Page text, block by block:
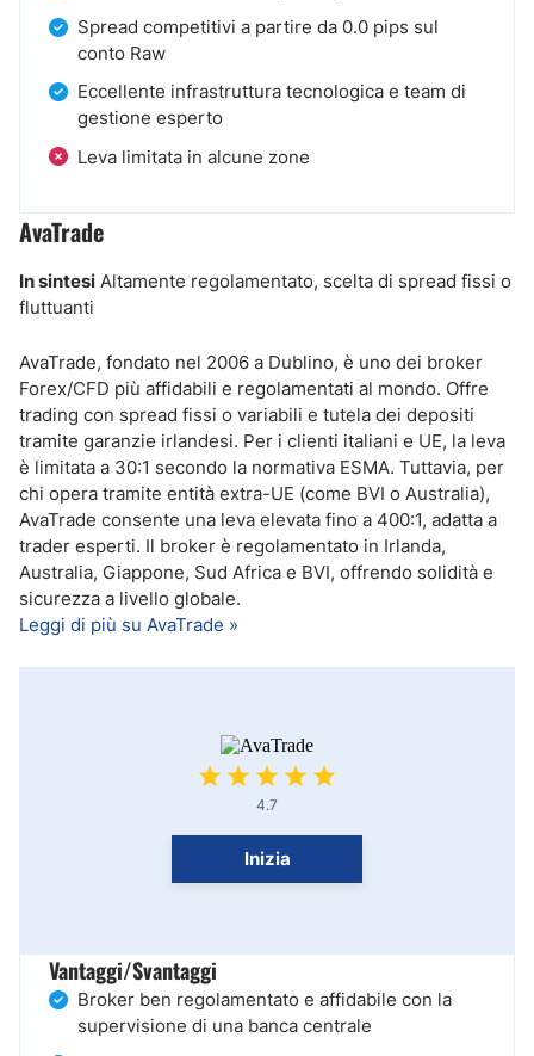
Spread competitivi a partire da 0.0 pips sul
conto Raw
Eccellente infrastruttura tecnologica e team di
gestione esperto
Leva limitata in alcune zone
AvaTrade
In sintesi Altamente regolamentato, scelta di spread fissi o
fluttuanti
AvaTrade, fondato nel 2006 a Dublino, è uno dei broker
Forex/CFD più affidabili e regolamentati al mondo. Offre
trading con spread fissi o variabili e tutela dei depositi
tramite garanzie irlandesi. Per i clienti italiani e UE, la leva
è limitata a 30:1 secondo la normativa ESMA. Tuttavia, per
chi opera tramite entità extra-UE (come BVI o Australia),
AvaTrade consente una leva elevata fino a 400:1, adatta a
trader esperti. Il broker è regolamentato in Irlanda,
Australia, Giappone, Sud Africa e BVI, offrendo solidità e
sicurezza a livello globale.
Leggi di più su AvaTrade »
4.7
Inizia
Vantaggi/Svantaggi
Broker ben regolamentato e affidabile con la
supervisione di una banca centrale